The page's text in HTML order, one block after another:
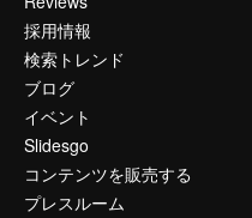
採用情報
検索トレンド
ブログ
イベント
Slidesgo
コンテンツを販売する
プレスルーム